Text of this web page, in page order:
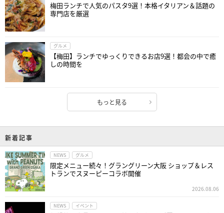
梅田ランチで人気のパスタ9選！本格イタリアン＆話題の
専門店を厳選
グルメ
【梅田】ランチでゆっくりできるお店9選！都会の中で癒
しの時間を
もっと見る
新着記事
NEWS グルメ
限定メニュー続々！グラングリーン大阪 ショップ＆レス
トランでスヌーピーコラボ開催
2026.08.06
NEWS イベント